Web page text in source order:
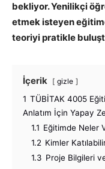
bekliyor. Yenilikçi
etmek isteyen
teoriyi pratikle
İçerik gizle
1 TÜBİTAK 4005
Anlatım İçin Yapay
1.1 Eğitimde Neler
1.2 Kimler
1.3 Proje Bilgileri